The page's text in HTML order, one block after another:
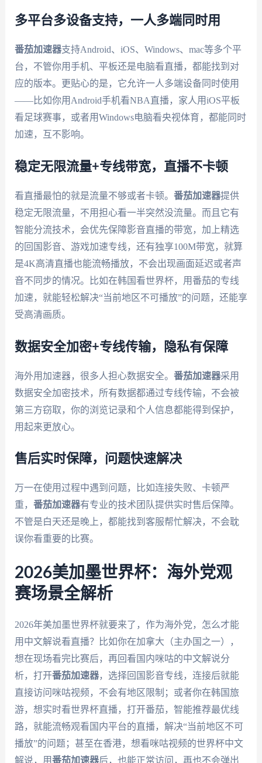
多平台多设备支持，一人多端同时用
番茄加速器支持Android、iOS、Windows、mac等多个平
台，不管你用手机、平板还是电脑看直播，都能找到对
应的版本。更贴心的是，它允许一人多端设备同时使用
——比如你用Android手机看NBA直播，家人用iOS平板
看足球赛事，或者用Windows电脑看央视体育，都能同时
加速，互不影响。
稳定无限流量+专线带宽，直播不卡顿
看直播最怕的就是流量不够或者卡顿。 番茄加速器提供
稳定无限流量，不用担心看一半突然没流量。而且它有
智能分流技术，会优先保障影音直播的带宽，加上精选
的回国影音、游戏加速专线，还有独享100M带宽，就算
是4K高清直播也能流畅播放，不会出现画面延迟或者声
音不同步的情况。比如在韩国看世界杯，用番茄的专线
加速，就能轻松解决“当前地区不可播放”的问题，还能享
受高清画质。
数据安全加密+专线传输，隐私有保障
海外用加速器，很多人担心数据安全。 番茄加速器采用
数据安全加密技术，所有数据都通过专线传输，不会被
第三方窃取，你的浏览记录和个人信息都能得到保护，
用起来更放心。
售后实时保障，问题快速解决
万一在使用过程中遇到问题，比如连接失败、卡顿严
重， 番茄加速器有专业的技术团队提供实时售后保障。
不管是白天还是晚上，都能找到客服帮忙解决，不会耽
误你看重要的比赛。
2026美加墨世界杯：海外党观
赛场景全解析
2026年美加墨世界杯就要来了，作为海外党，怎么才能
用中文解说看直播？比如你在加拿大（主办国之一），
想在现场看完比赛后，再回看国内咪咕的中文解说分
析，打开番茄加速器，选择回国影音专线，连接后就能
直接访问咪咕视频，不会有地区限制；或者你在韩国旅
游，想实时看世界杯直播，打开番茄，智能推荐最优线
路，就能流畅观看国内平台的直播，解决“当前地区不可
播放”的问题；甚至在香港，想看咪咕视频的世界杯中文
解说，用番茄加速器后，也能正常访问，再也不会弹出